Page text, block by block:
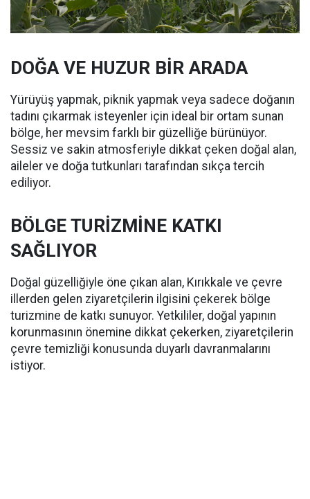
DOĞA VE HUZUR BİR ARADA
Yürüyüş yapmak, piknik yapmak veya sadece doğanın
tadını çıkarmak isteyenler için ideal bir ortam sunan
bölge, her mevsim farklı bir güzelliğe bürünüyor.
Sessiz ve sakin atmosferiyle dikkat çeken doğal alan,
aileler ve doğa tutkunları tarafından sıkça tercih
ediliyor.
BÖLGE TURİZMİNE KATKI
SAĞLIYOR
Doğal güzelliğiyle öne çıkan alan, Kırıkkale ve çevre
illerden gelen ziyaretçilerin ilgisini çekerek bölge
turizmine de katkı sunuyor. Yetkililer, doğal yapının
korunmasının önemine dikkat çekerken, ziyaretçilerin
çevre temizliği konusunda duyarlı davranmalarını
istiyor.